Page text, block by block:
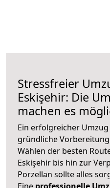
Stressfreier
Eskişehir: Die
machen es
Ein erfolgreicher
gründliche
Wählen der besten
Eskişehir bis hin zur
Porzellan sollte alles